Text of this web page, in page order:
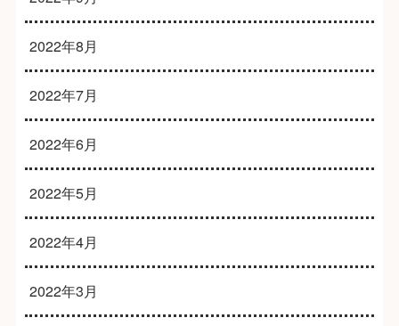
2022年8月
2022年7月
2022年6月
2022年5月
2022年4月
2022年3月